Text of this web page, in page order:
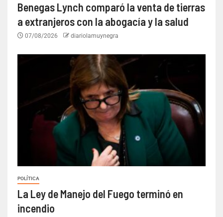
Benegas Lynch comparó la venta de tierras
a extranjeros con la abogacía y la salud
07/08/2026 diariolamuynegra
POLÍTICA
La Ley de Manejo del Fuego terminó en
incendio